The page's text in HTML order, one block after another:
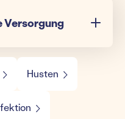
Versorgung
Husten